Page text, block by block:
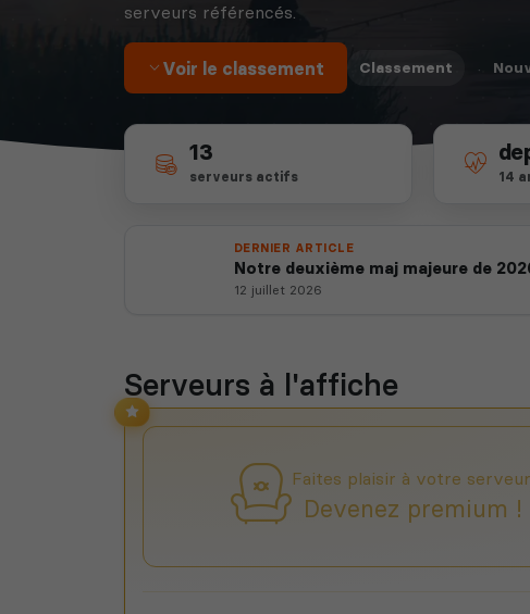
serveurs référencés.
Voir le classement Classement ·
13
serveurs actifs 14
DERNIER ARTICLE
Notre deuxième maj majeure de
12 juillet 2026
Serveurs à l'affiche
Faites plaisir à votre
Devenez premium !